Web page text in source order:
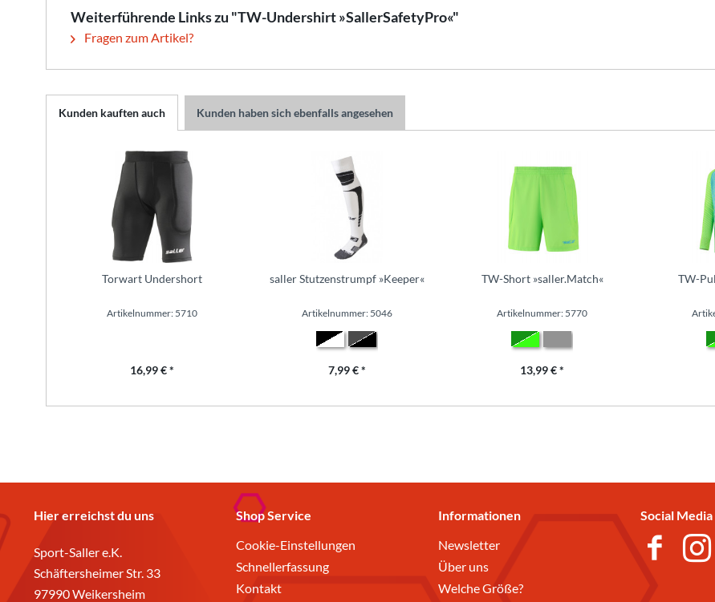
Weiterführende Links zu "TW-Undershirt »SallerSafetyPro«"
Fragen zum Artikel?
Kunden kauften auch Kunden haben sich ebenfalls angesehen
Torwart Undershort
Artikelnummer: 5710
16,99 € *
saller Stutzenstrumpf »Keeper«
Artikelnummer: 5046
7,99 € *
TW-Short »saller.Match«
Artikelnummer: 5770
13,99 € *
TW-
Hier erreichst du uns
Sport-Saller e.K.
Schäftersheimer Str. 33
97990 Weikersheim
Shop Service
Cookie-Einstellungen
Schnellerfassung
Kontakt
Informationen
Newsletter
Über uns
Welche Größe?
Social Media